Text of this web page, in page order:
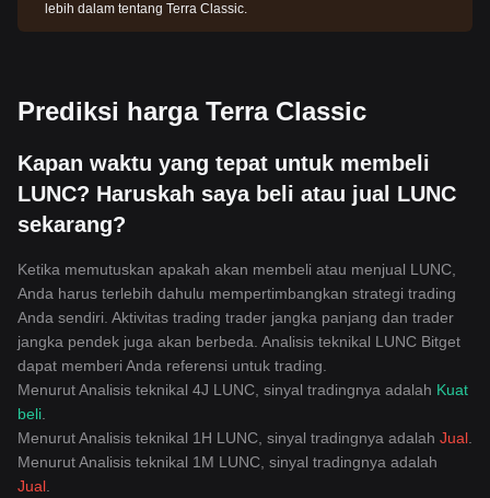
lebih dalam tentang Terra Classic.
Prediksi harga Terra Classic
Kapan waktu yang tepat untuk membeli
LUNC? Haruskah saya beli atau jual LUNC
sekarang?
Ketika memutuskan apakah akan membeli atau menjual LUNC,
Anda harus terlebih dahulu mempertimbangkan strategi trading
Anda sendiri. Aktivitas trading trader jangka panjang dan trader
jangka pendek juga akan berbeda. Analisis teknikal LUNC Bitget
dapat memberi Anda referensi untuk trading.
Menurut Analisis teknikal 4J LUNC, sinyal tradingnya adalah Kuat
beli
Menurut Analisis teknikal 1H LUNC, sinyal tradingnya adalah Jual
Menurut Analisis teknikal 1M LUNC, sinyal tradingnya adalah
Jual